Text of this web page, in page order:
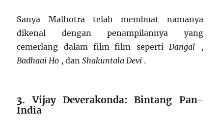
Sanya Malhotra telah membuat namanya
dikenal dengan penampilannya yang
cemerlang dalam film-film sepertiDangal ,
Badhaai Ho , danShakuntala Devi .
3.Vijay Deverakonda: Bintang Pan-
India